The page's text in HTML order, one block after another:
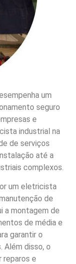
um
seguro
e
industrial na
de serviços
até a
complexos.
um eletricista
de
a montagem de
de média e
garantir o
Além disso, o
reparos e